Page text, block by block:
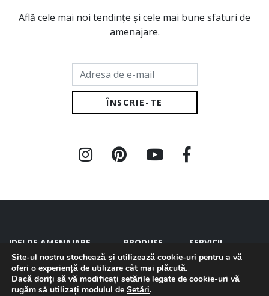
Află cele mai noi tendințe și cele mai bune sfaturi de
amenajare.
Adresa de e-mail
IDEI DE AMENAJARE
Baie
Bucătărie
Living
PRODUSE
Finisaje
Uși
Baie
SERVICII
Col #1
Site-ul nostru stochează și utilizează cookie-uri pentru a vă
oferi o experiență de utilizare cât mai plăcută.
Dacă doriți să vă modificați setările legate de cookie-uri vă
rugăm să utilizați modulul de Setări.